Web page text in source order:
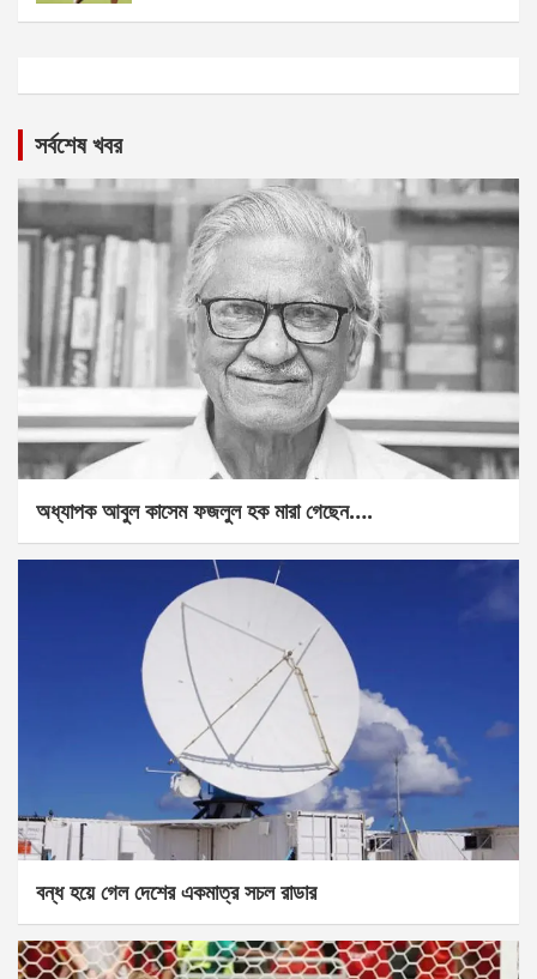
সর্বশেষ খবর
অধ্যাপক আবুল কাসেম ফজলুল হক মারা গেছেন….
বন্ধ হয়ে গেল দেশের একমাত্র সচল রাডার